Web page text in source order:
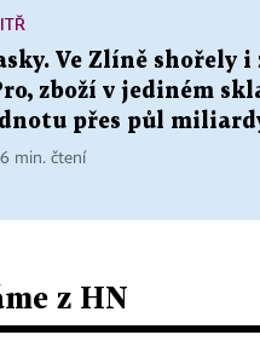
Ve Zlíně shořely i
zboží v jediném
přes půl
6 min. čtení
z HN